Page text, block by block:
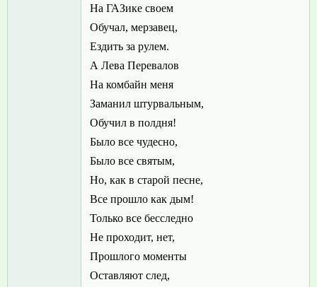
На ГАЗике своем
Обучал, мерзавец,
Ездить за рулем.
А Лева Перевалов
На комбайн меня
Заманил штурвальным,
Обучил в полдня!
Было все чудесно,
Было все святым,
Но, как в старой песне,
Все прошло как дым!
Только все бесследно
Не проходит, нет,
Прошлого моменты
Оставляют след,